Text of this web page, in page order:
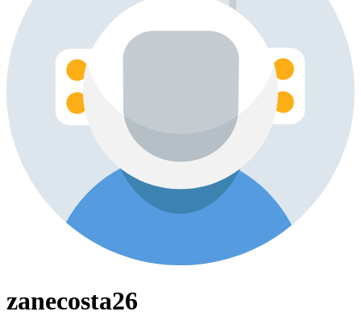
zanecosta26